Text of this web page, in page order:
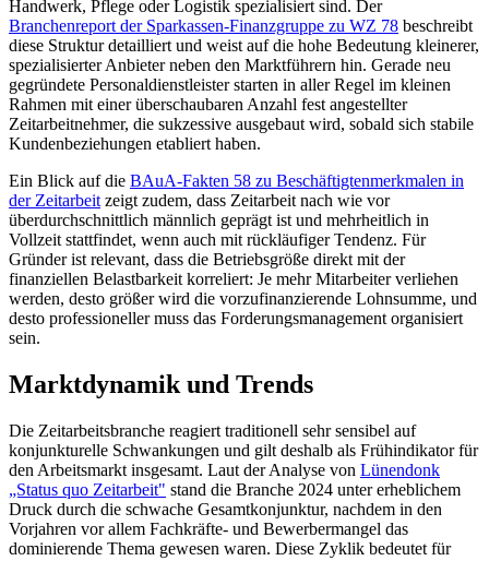
Handwerk, Pflege oder Logistik spezialisiert sind. Der
Branchenreport der Sparkassen-Finanzgruppe zu WZ 78 beschreibt
diese Struktur detailliert und weist auf die hohe Bedeutung kleinerer,
spezialisierter Anbieter neben den Marktführern hin. Gerade neu
gegründete Personaldienstleister starten in aller Regel im kleinen
Rahmen mit einer überschaubaren Anzahl fest angestellter
Zeitarbeitnehmer, die sukzessive ausgebaut wird, sobald sich stabile
Kundenbeziehungen etabliert haben.
Ein Blick auf die BAuA-Fakten 58 zu Beschäftigtenmerkmalen in
der Zeitarbeit zeigt zudem, dass Zeitarbeit nach wie vor
überdurchschnittlich männlich geprägt ist und mehrheitlich in
Vollzeit stattfindet, wenn auch mit rückläufiger Tendenz. Für
Gründer ist relevant, dass die Betriebsgröße direkt mit der
finanziellen Belastbarkeit korreliert: Je mehr Mitarbeiter verliehen
werden, desto größer wird die vorzufinanzierende Lohnsumme, und
desto professioneller muss das Forderungsmanagement organisiert
sein.
Marktdynamik und Trends
Die Zeitarbeitsbranche reagiert traditionell sehr sensibel auf
konjunkturelle Schwankungen und gilt deshalb als Frühindikator für
den Arbeitsmarkt insgesamt. Laut der Analyse von Lünendonk
„Status quo Zeitarbeit" stand die Branche 2024 unter erheblichem
Druck durch die schwache Gesamtkonjunktur, nachdem in den
Vorjahren vor allem Fachkräfte- und Bewerbermangel das
dominierende Thema gewesen waren. Diese Zyklik bedeutet für